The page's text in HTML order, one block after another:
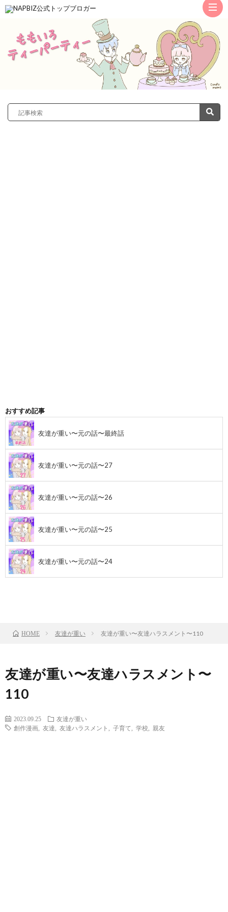
ト
ッ
プ
サ
レ
おすすめ記事
友達が重い〜元の話〜最終話
友達が重い〜元の話〜27
友達が重い〜元の話〜26
友達が重い〜元の話〜25
友達が重い〜元の話〜24
HOME 友達が重い 友達が重い〜友達ハラスメント〜110
友達が重い〜友達ハラスメント〜
110
2023.09.25
友達が重い
創作漫画
友達 友達ハラスメント 子育て 学校 親友